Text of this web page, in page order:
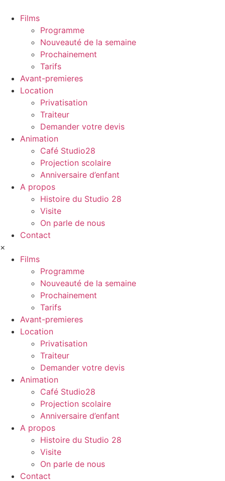
Films
Programme
Nouveauté de la semaine
Prochainement
Tarifs
Avant-premieres
Location
Privatisation
Traiteur
Demander votre devis
Animation
Café Studio28
Projection scolaire
Anniversaire d’enfant
A propos
Histoire du Studio 28
Visite
On parle de nous
Contact
×
Films
Programme
Nouveauté de la semaine
Prochainement
Tarifs
Avant-premieres
Location
Privatisation
Traiteur
Demander votre devis
Animation
Café Studio28
Projection scolaire
Anniversaire d’enfant
A propos
Histoire du Studio 28
Visite
On parle de nous
Contact